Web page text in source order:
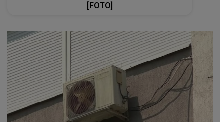
[FOTO]